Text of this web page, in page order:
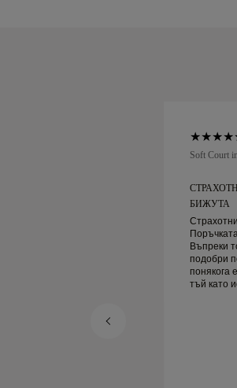
Soft Court
БИЖУТА
Въпреки
подобри
понякога
тъй като